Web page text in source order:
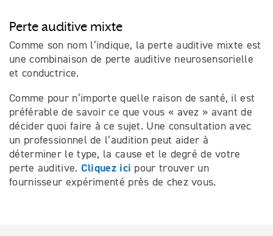
Perte auditive mixte
Comme son nom l’indique, la perte auditive mixte est
une combinaison de perte auditive neurosensorielle
et conductrice.
Comme pour n’importe quelle raison de santé, il est
préférable de savoir ce que vous « avez » avant de
décider quoi faire à ce sujet. Une consultation avec
un professionnel de l’audition peut aider à
déterminer le type, la cause et le degré de votre
perte auditive. Cliquez ici pour trouver un
fournisseur expérimenté près de chez vous.